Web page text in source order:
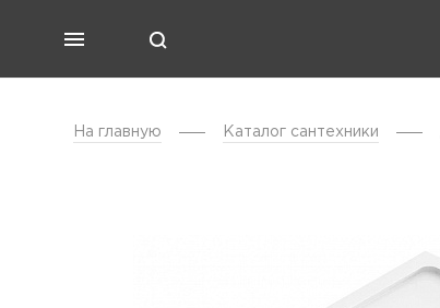
На главную Каталог cантехники